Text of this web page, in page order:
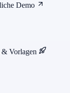
Demo
Vorlagen